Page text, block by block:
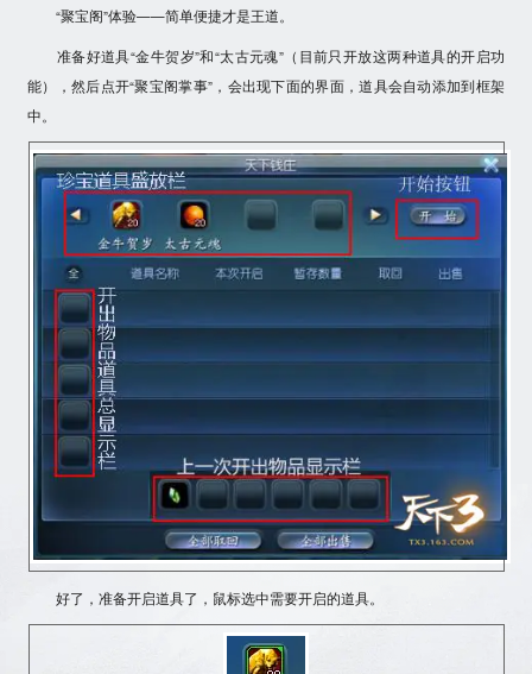
“聚宝阁”体验——简单便捷才是王道。
准备好道具“金牛贺岁”和“太古元魂”（目前只开放这两种道具的开启功
能），然后点开“聚宝阁掌事”，会出现下面的界面，道具会自动添加到框架
中。
好了，准备开启道具了， 鼠标选中需要开启的道具。